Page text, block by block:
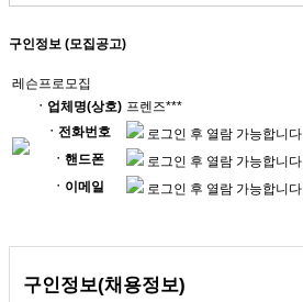
구인정보 (모집공고)
레슨프로모집
ㆍ업체명(상호) 프렌즈***
ㆍ전화번호
로그인 후 열람 가능합니다.
ㆍ핸드폰
로그인 후 열람 가능합니다.
ㆍ이메일
로그인 후 열람 가능합니다.
구인정보(채용정보)